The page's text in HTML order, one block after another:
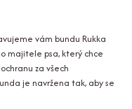
vám bundu Rukka
majitele psa, který chce
za všech
je navržena tak, aby se